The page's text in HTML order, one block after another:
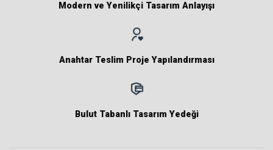
Modern ve Yenilikçi Tasarım Anlayışı
Anahtar Teslim Proje Yapılandırması
Bulut Tabanlı Tasarım Yedeği